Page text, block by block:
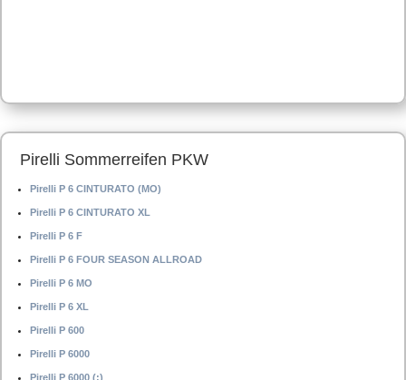
Pirelli Sommerreifen PKW
Pirelli P 6 CINTURATO (MO)
Pirelli P 6 CINTURATO XL
Pirelli P 6 F
Pirelli P 6 FOUR SEASON ALLROAD
Pirelli P 6 MO
Pirelli P 6 XL
Pirelli P 600
Pirelli P 6000
Pirelli P 6000 (:)